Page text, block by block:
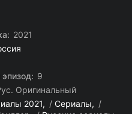
2021
9
Оригинальный
2021 / Сериалы
/